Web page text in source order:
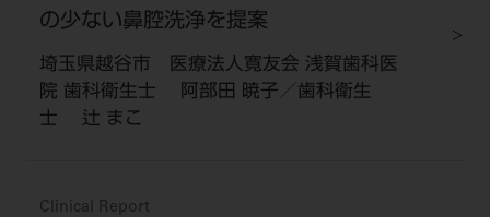
の少ない鼻腔洗浄を提案
埼玉県越谷市 医療法人寛友会 浅賀歯科医
院 歯科衛生士 阿部田 暁子／歯科衛生
士 辻 まこ
Clinical Report